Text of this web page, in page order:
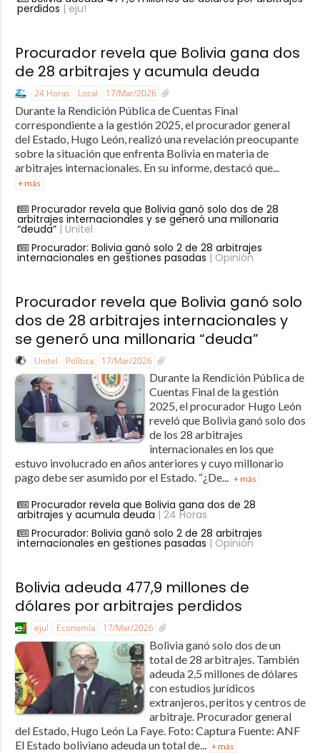
perdidos | eju!
Procurador revela que Bolivia gana dos
de 28 arbitrajes y acumula deuda
24 Horas Local 17/Mar/2026
Durante la Rendición Pública de Cuentas Final
correspondiente a la gestión 2025, el procurador general
del Estado, Hugo León, realizó una revelación preocupante
sobre la situación que enfrenta Bolivia en materia de
arbitrajes internacionales. En su informe, destacó que...
+ más
Procurador revela que Bolivia ganó solo dos de 28
arbitrajes internacionales y se generó una millonaria
“deuda”| Unitel
Procurador: Bolivia ganó solo 2 de 28 arbitrajes
internacionales en gestiones pasadas | Opinión
Procurador revela que Bolivia ganó solo
dos de 28 arbitrajes internacionales y
se generó una millonaria “deuda”
Unitel Política 17/Mar/2026
Durante la Rendición Pública de
Cuentas Final de la gestión
2025, el procurador Hugo León
reveló que Bolivia ganó solo dos
de los 28 arbitrajes
internacionales en los que
estuvo involucrado en años anteriores y cuyo millonario
pago debe ser asumido por el Estado. “¿De... + más
Procurador revela que Bolivia gana dos de 28
arbitrajes y acumula deuda | 24 Horas
Procurador: Bolivia ganó solo 2 de 28 arbitrajes
internacionales en gestiones pasadas | Opinión
Bolivia adeuda 477,9 millones de
dólares por arbitrajes perdidos
eju! Economía 17/Mar/2026
Bolivia ganó solo dos de un
total de 28 arbitrajes. También
adeuda 2,5 millones de dólares
con estudios jurídicos
extranjeros, peritos y centros de
arbitraje. Procurador general
del Estado, Hugo León La Faye. Foto: Captura Fuente: ANF
El Estado boliviano adeuda un total de... + más